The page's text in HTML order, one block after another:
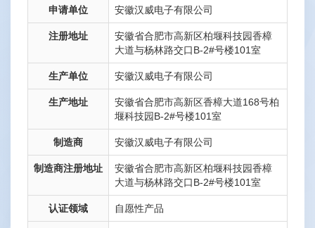
申请单位 安徽汉威电子有限公司
注册地址
安徽省合肥市高新区柏堰科技园香樟
大道与杨林路交口B-2#号楼101室
生产单位 安徽汉威电子有限公司
生产地址
安徽省合肥市高新区香樟大道168号柏
堰科技园B-2#号楼101室
制造商 安徽汉威电子有限公司
制造商注册地址
安徽省合肥市高新区柏堰科技园香樟
大道与杨林路交口B-2#号楼101室
认证领域 自愿性产品